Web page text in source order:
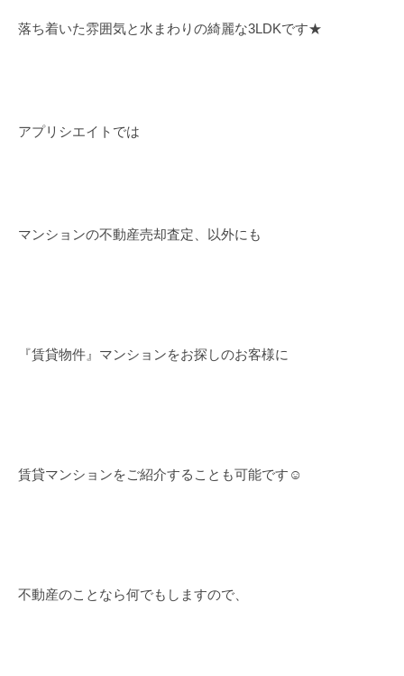
落ち着いた雰囲気と水まわりの綺麗な3LDKです★
アプリシエイトでは
マンションの不動産売却査定、以外にも
『賃貸物件』マンションをお探しのお客様に
賃貸マンションをご紹介することも可能です☺
不動産のことなら何でもしますので、